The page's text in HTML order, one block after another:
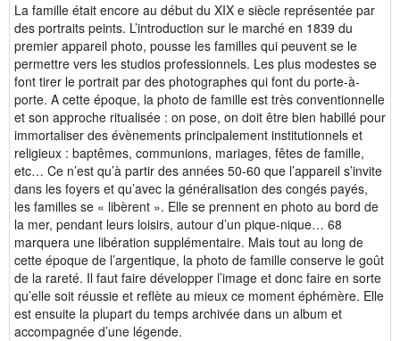
La famille était encore au début du XIX e siècle représentée par
des portraits peints. L’introduction sur le marché en 1839 du
premier appareil photo, pousse les familles qui peuvent se le
permettre vers les studios professionnels. Les plus modestes se
font tirer le portrait par des photographes qui font du porte-à-
porte. A cette époque, la photo de famille est très conventionnelle
et son approche ritualisée : on pose, on doit être bien habillé pour
immortaliser des évènements principalement institutionnels et
religieux : baptêmes, communions, mariages, fêtes de famille,
etc… Ce n’est qu’à partir des années 50-60 que l’appareil s’invite
dans les foyers et qu’avec la généralisation des congés payés,
les familles se « libèrent ». Elle se prennent en photo au bord de
la mer, pendant leurs loisirs, autour d’un pique-nique… 68
marquera une libération supplémentaire. Mais tout au long de
cette époque de l’argentique, la photo de famille conserve le goût
de la rareté. Il faut faire développer l’image et donc faire en sorte
qu’elle soit réussie et reflète au mieux ce moment éphémère. Elle
est ensuite la plupart du temps archivée dans un album et
accompagnée d’une légende.